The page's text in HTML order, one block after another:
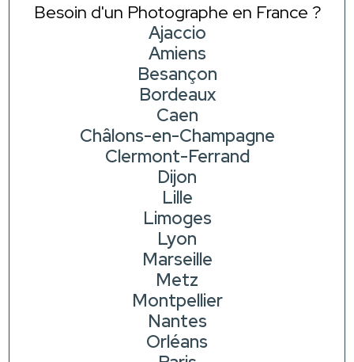
Besoin d'un Photographe en France ?
Ajaccio
Amiens
Besançon
Bordeaux
Caen
Châlons-en-Champagne
Clermont-Ferrand
Dijon
Lille
Limoges
Lyon
Marseille
Metz
Montpellier
Nantes
Orléans